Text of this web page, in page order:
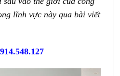
lĩnh vực này qua bài viết